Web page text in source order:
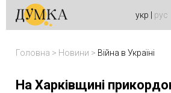
укр рус
Головна > Новини > Війна в Україні
На Харківщині